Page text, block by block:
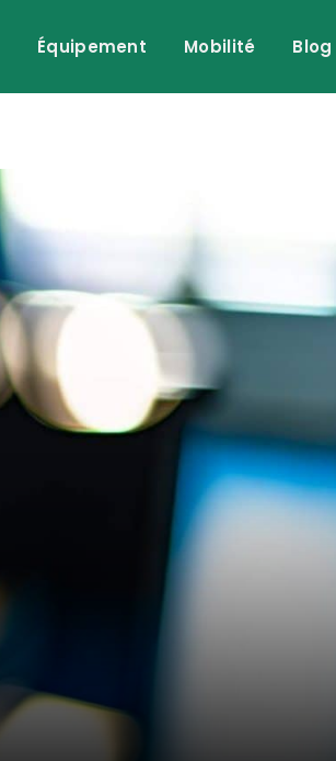
Équipement Mobilité Blog